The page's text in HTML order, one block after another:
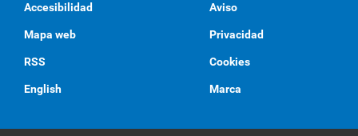
Accesibilidad
Mapa web
RSS
English
Aviso
Privacidad
Cookies
Marca